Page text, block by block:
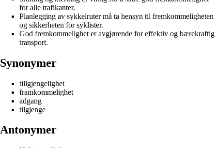
for alle trafikanter.
Planlegging av sykkelruter må ta hensyn til fremkommeligheten
og sikkerheten for syklister.
God fremkommelighet er avgjørende for effektiv og bærekraftig
transport.
Synonymer
tillgjengelighet
framkommelighet
adgang
tilgjenge
Antonymer